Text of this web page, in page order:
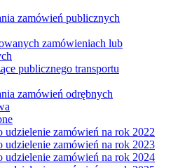
zamówień publicznych
zamówieniach lub
publicznego transportu
zamówień odrębnych
udzielenie zamówień na rok 2022
udzielenie zamówień na rok 2023
udzielenie zamówień na rok 2024